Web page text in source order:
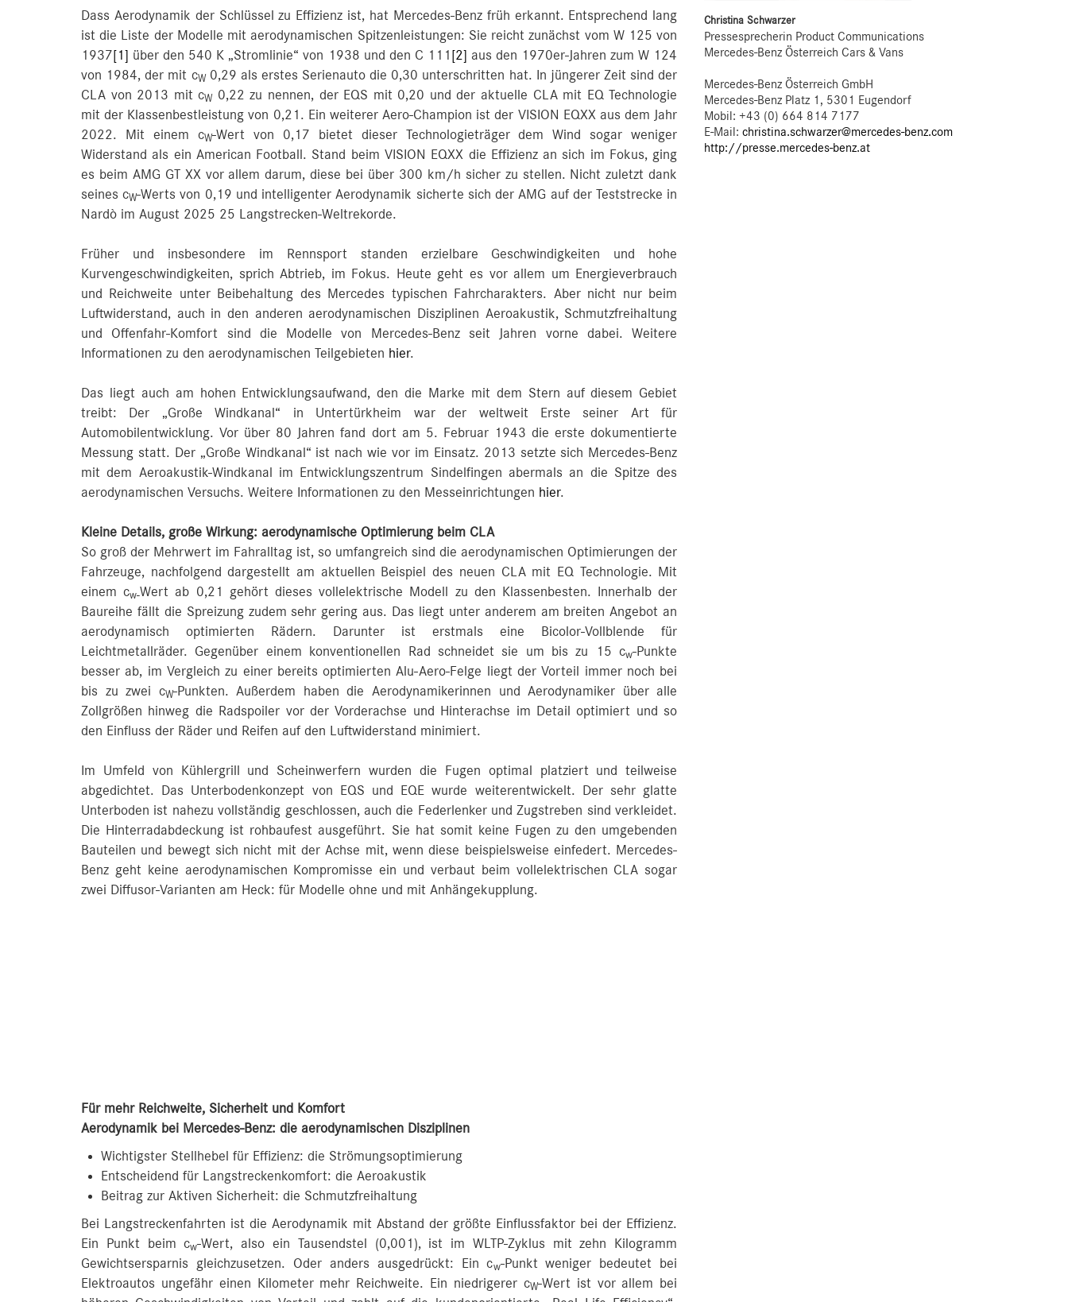
Dass Aerodynamik der Schlüssel zu Effizienz ist, hat Mercedes‑Benz früh erkannt. Entsprechend lang
ist die Liste der Modelle mit aerodynamischen Spitzenleistungen: Sie reicht zunächst vom W 125 von
1937[1] über den 540 K „Stromlinie“ von 1938 und den C 111 [2] aus den 1970er-Jahren zum W 124
von 1984, der mit cW0,29 als erstes Serienauto die 0,30 unterschritten hat. In jüngerer Zeit sind der
CLA von 2013 mit cW0,22 zu nennen, der EQS mit 0,20 und der aktuelle CLA mit EQ Technologie
mit der Klassenbestleistung von 0,21. Ein weiterer Aero-Champion ist der VISION EQXX aus dem Jahr
2022. Mit einem cW-Wert von 0,17 bietet dieser Technologieträger dem Wind sogar weniger
Widerstand als ein American Football. Stand beim VISION EQXX die Effizienz an sich im Fokus, ging
es beim AMG GT XX vor allem darum, diese bei über 300 km/h sicher zu stellen. Nicht zuletzt dank
seines cW-Werts von 0,19 und intelligenter Aerodynamik sicherte sich der AMG auf der Teststrecke in
Nardò im August 2025 25 Langstrecken-Weltrekorde.
Früher und insbesondere im Rennsport standen erzielbare Geschwindigkeiten und hohe
Kurvengeschwindigkeiten, sprich Abtrieb, im Fokus. Heute geht es vor allem um Energieverbrauch
und Reichweite unter Beibehaltung des Mercedes typischen Fahrcharakters. Aber nicht nur beim
Luftwiderstand, auch in den anderen aerodynamischen Disziplinen Aeroakustik, Schmutzfreihaltung
und Offenfahr‑Komfort sind die Modelle von Mercedes‑Benz seit Jahren vorne dabei. Weitere
Informationen zu den aerodynamischen Teilgebieten hier.
Das liegt auch am hohen Entwicklungsaufwand, den die Marke mit dem Stern auf diesem Gebiet
treibt: Der „Große Windkanal“ in Untertürkheim war der weltweit Erste seiner Art für
Automobilentwicklung. Vor über 80 Jahren fand dort am 5. Februar 1943 die erste dokumentierte
Messung statt. Der „Große Windkanal“ ist nach wie vor im Einsatz. 2013 setzte sich Mercedes‑Benz
mit dem Aeroakustik-Windkanal im Entwicklungszentrum Sindelfingen abermals an die Spitze des
aerodynamischen Versuchs. Weitere Informationen zu den Messeinrichtungen hier.
Kleine Details, große Wirkung: aerodynamische Optimierung beim CLA
So groß der Mehrwert im Fahralltag ist, so umfangreich sind die aerodynamischen Optimierungen der
Fahrzeuge, nachfolgend dargestellt am aktuellen Beispiel des neuen CLA mit EQ Technologie. Mit
einem cw‑Wert ab 0,21 gehört dieses vollelektrische Modell zu den Klassenbesten. Innerhalb der
Baureihe fällt die Spreizung zudem sehr gering aus. Das liegt unter anderem am breiten Angebot an
aerodynamisch optimierten Rädern. Darunter ist erstmals eine Bicolor-Vollblende für
Leichtmetallräder. Gegenüber einem konventionellen Rad schneidet sie um bis zu 15 cw-Punkte
besser ab, im Vergleich zu einer bereits optimierten Alu-Aero-Felge liegt der Vorteil immer noch bei
bis zu zwei cW-Punkten. Außerdem haben die Aerodynamikerinnen und Aerodynamiker über alle
Zollgrößen hinweg die Radspoiler vor der Vorderachse und Hinterachse im Detail optimiert und so
den Einfluss der Räder und Reifen auf den Luftwiderstand minimiert.
Im Umfeld von Kühlergrill und Scheinwerfern wurden die Fugen optimal platziert und teilweise
abgedichtet. Das Unterbodenkonzept von EQS und EQE wurde weiterentwickelt. Der sehr glatte
Unterboden ist nahezu vollständig geschlossen, auch die Federlenker und Zugstreben sind verkleidet.
Die Hinterradabdeckung ist rohbaufest ausgeführt. Sie hat somit keine Fugen zu den umgebenden
Bauteilen und bewegt sich nicht mit der Achse mit, wenn diese beispielsweise einfedert. Mercedes-
Benz geht keine aerodynamischen Kompromisse ein und verbaut beim vollelektrischen CLA sogar
zwei Diffusor-Varianten am Heck: für Modelle ohne und mit Anhängekupplung.
Für mehr Reichweite, Sicherheit und Komfort
Aerodynamik bei Mercedes-Benz: die aerodynamischen Disziplinen
Wichtigster Stellhebel für Effizienz: die Strömungsoptimierung
Entscheidend für Langstreckenkomfort: die Aeroakustik
Beitrag zur Aktiven Sicherheit: die Schmutzfreihaltung
Bei Langstreckenfahrten ist die Aerodynamik mit Abstand der größte Einflussfaktor bei der Effizienz.
Ein Punkt beim cw-Wert, also ein Tausendstel (0,001), ist im WLTP-Zyklus mit zehn Kilogramm
Gewichtsersparnis gleichzusetzen. Oder anders ausgedrückt: Ein cw-Punkt weniger bedeutet bei
Elektroautos ungefähr einen Kilometer mehr Reichweite. Ein niedrigerer cW-Wert ist vor allem bei
Christina Schwarzer
Pressesprecherin Product Communications
Mercedes-Benz Österreich Cars & Vans
Mercedes-Benz Österreich GmbH
Mercedes-Benz Platz 1, 5301 Eugendorf
Mobil: +43 (0) 664 814 7177
E-Mail:christina.schwarzer@mercedes-benz.com
http://presse.mercedes-benz.at